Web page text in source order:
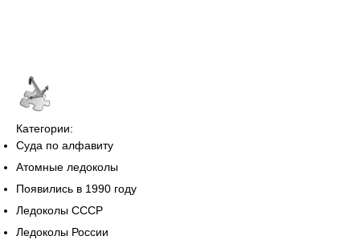
Категории:
Суда по алфавиту
Атомные ледоколы
Появились в 1990 году
Ледоколы СССР
Ледоколы России